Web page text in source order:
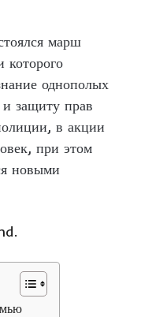
марш
которого
однополых
и защиту прав
в акции
при этом
новыми